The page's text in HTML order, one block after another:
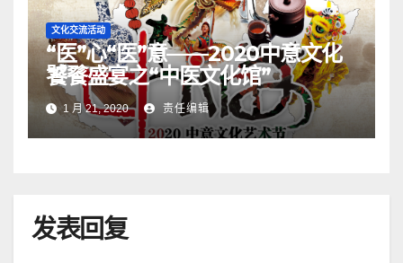
文化交流活动
“医”心“医”意——2020中意文化
饕餮盛宴之“中医文化馆”
1 月 21, 2020 责任编辑
发表回复